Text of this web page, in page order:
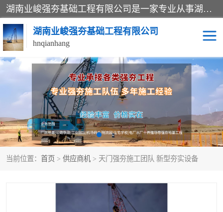
湖南业峻强夯基础工程有限公司是一家专业从事湖南强夯基础工程、强夯机租赁，地基处理的施工单位。业务覆盖：湖南、广东，江西等地。可承接1000KN.m-25000KN.m强夯（置换）工程。公司创始人是国内较早期从事强夯施工的建设者，经过多年的一步一个脚印的发展，在行业内具有较高的度和良好的口碑。
湖南业峻强夯基础工程有限公司
hnqianhang
当前位置： 首页 > 供应商机 > 天门强夯施工团队 新型夯实设备
强夯施工案例 强夯机租赁
强夯施工工程 强夯施工队伍
强夯队伍